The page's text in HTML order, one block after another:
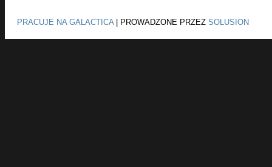
PRACUJE NA GALACTICA| PROWADZONE PRZEZ SOLUSION